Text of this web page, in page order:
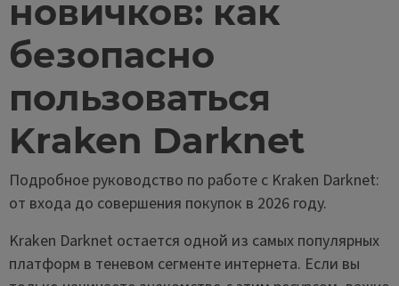
новичков: как
безопасно
пользоваться
Kraken Darknet
Подробное руководство по работе с Kraken Darknet:
от входа до совершения покупок в 2026 году.
Kraken Darknet остается одной из самых популярных
платформ в теневом сегменте интернета. Если вы